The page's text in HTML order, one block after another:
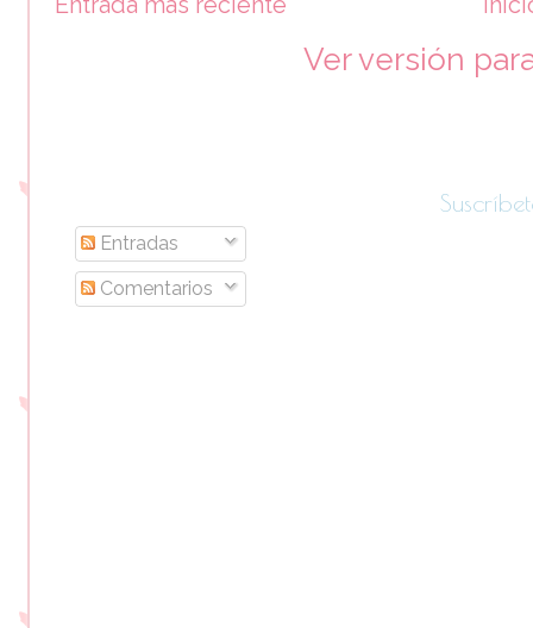
Ver versión
Entradas
Comentarios